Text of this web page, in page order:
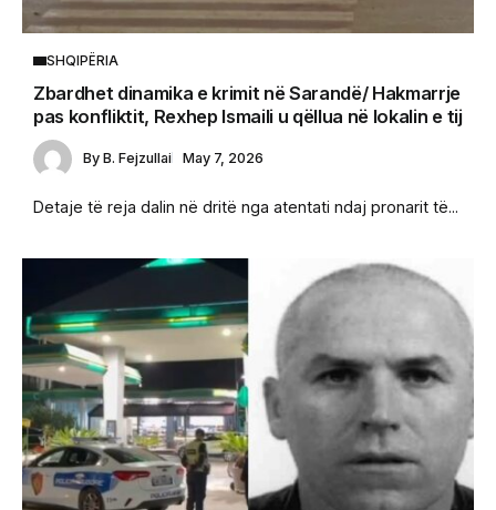
SHQIPËRIA
Zbardhet dinamika e krimit në Sarandë/ Hakmarrje
pas konfliktit, Rexhep Ismaili u qëllua në lokalin e tij
By B. Fejzullai May 7, 2026
Detaje të reja dalin në dritë nga atentati ndaj pronarit të...